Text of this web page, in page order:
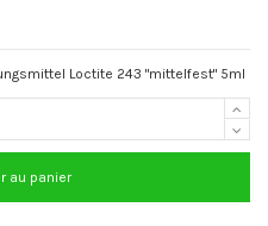
Loctite 243 "mittelfest" 5ml
au panier